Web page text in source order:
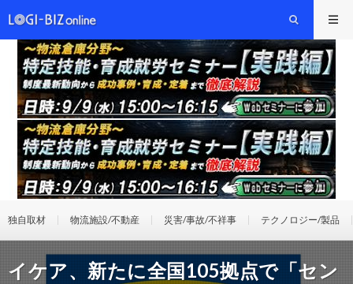
独自取材 物流施設/不動産 災害/事故/不祥事 テクノロジー/製品
イケア、新たに全国105拠点で「セン